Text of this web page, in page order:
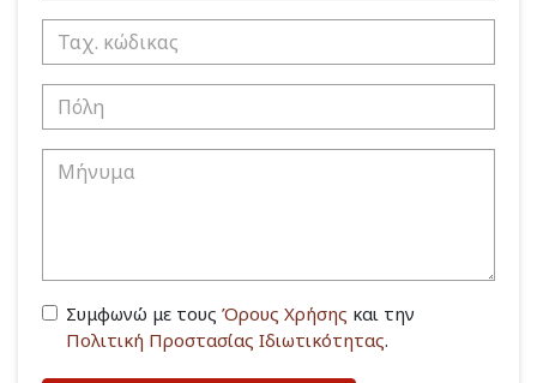
Συμφωνώ με τους Όρους Χρήσης και την
Πολιτική Προστασίας Ιδιωτικότητας.